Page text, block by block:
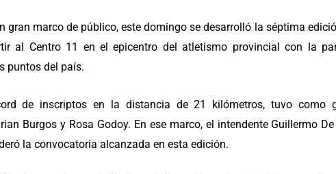
gran marco de público, este domingo se desarrolló la séptima
al Centro 11 en el epicentro del atletismo provincial con la
puntos del país.
de inscriptos en la distancia de 21 kilómetros, tuvo como
Burgos y Rosa Godoy. En ese marco, el intendente Guillermo
la convocatoria alcanzada en esta edición.